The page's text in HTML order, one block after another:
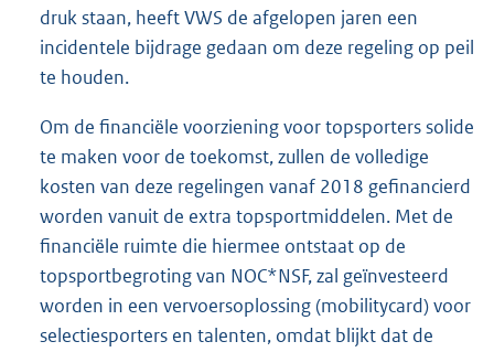
druk staan, heeft VWS de afgelopen jaren een
incidentele bijdrage gedaan om deze regeling op peil
te houden.
Om de financiële voorziening voor topsporters solide
te maken voor de toekomst, zullen de volledige
kosten van deze regelingen vanaf 2018 gefinancierd
worden vanuit de extra topsportmiddelen. Met de
financiële ruimte die hiermee ontstaat op de
topsportbegroting van NOC*NSF, zal geïnvesteerd
worden in een vervoersoplossing (mobilitycard) voor
selectiesporters en talenten, omdat blijkt dat de